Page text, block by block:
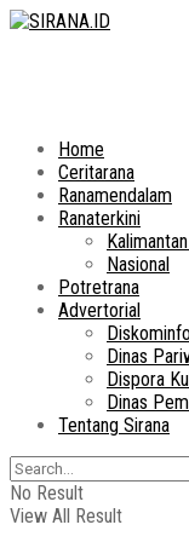
Home
Ceritarana
Ranamendalam
Ranaterkini
Nasional
Potretrana
Advertorial
Dinas
Dispora
Dinas
Tentang Sirana
No Result
View All Result